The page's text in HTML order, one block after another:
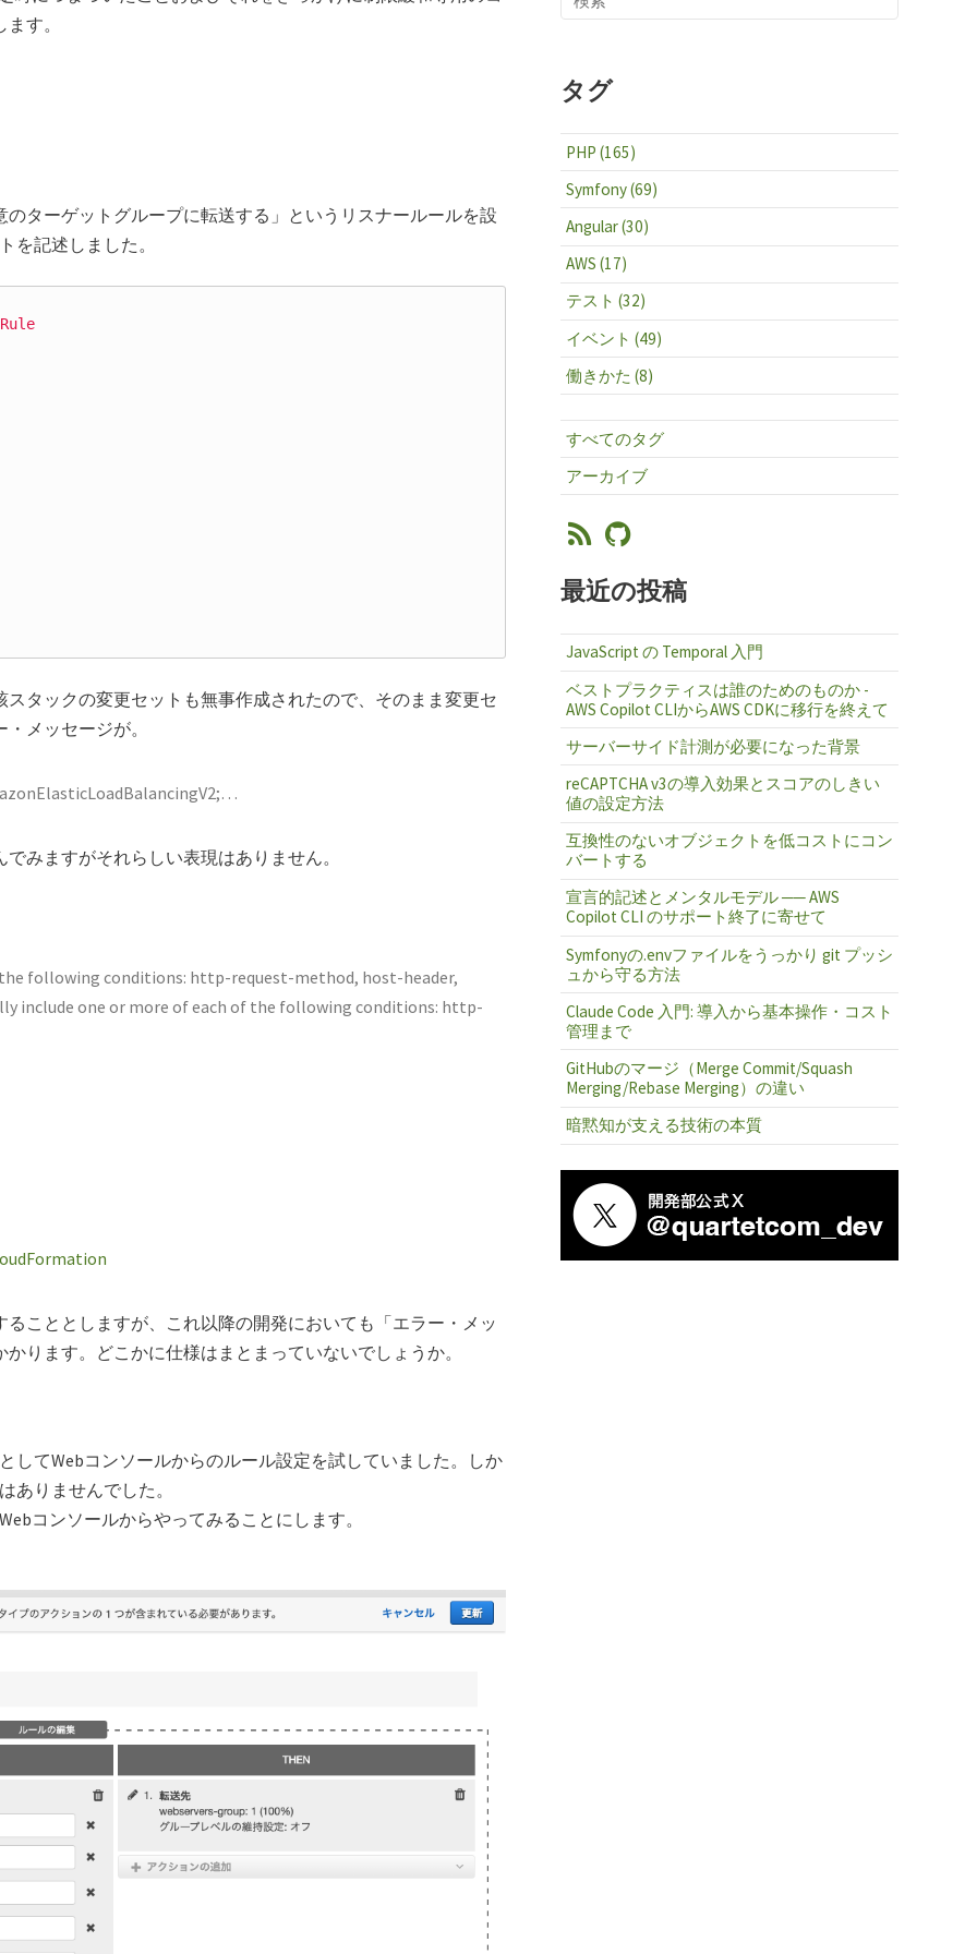
す。
ターゲットグループに転送する」というリスナールールを設
を記述しました。
タックの変更セットも無事作成されたので、そのまま変更セ
メッセージが。
みますがそれらしい表現はありません。
following conditions: http-request-method, host-header,
include one or more of each of the following conditions: http-
こととしますが、これ以降の開発においても「エラー・メッ
ります。どこかに仕様はまとまっていないでしょうか。
してWebコンソールからのルール設定を試していました。しか
ありませんでした。
コンソールからやってみることにします。
タグ
PHP (165)
Symfony (69)
Angular (30)
AWS (17)
テスト (32)
イベント (49)
働きかた (8)
すべてのタグ
アーカイブ
最近の投稿
JavaScript の Temporal 入門
ベストプラクティスは誰のためのものか -
AWS Copilot CLIからAWS CDKに移行を終えて
サーバーサイド計測が必要になった背景
reCAPTCHA v3の導入効果とスコアのしきい
値の設定方法
互換性のないオブジェクトを低コストにコン
バートする
宣言的記述とメンタルモデル ── AWS
Copilot CLI のサポート終了に寄せて
Symfonyの.envファイルをうっかり git プッシ
ュから守る方法
Claude Code 入門: 導入から基本操作・コスト
管理まで
GitHubのマージ（Merge Commit/Squash
Merging/Rebase Merging）の違い
暗黙知が支える技術の本質